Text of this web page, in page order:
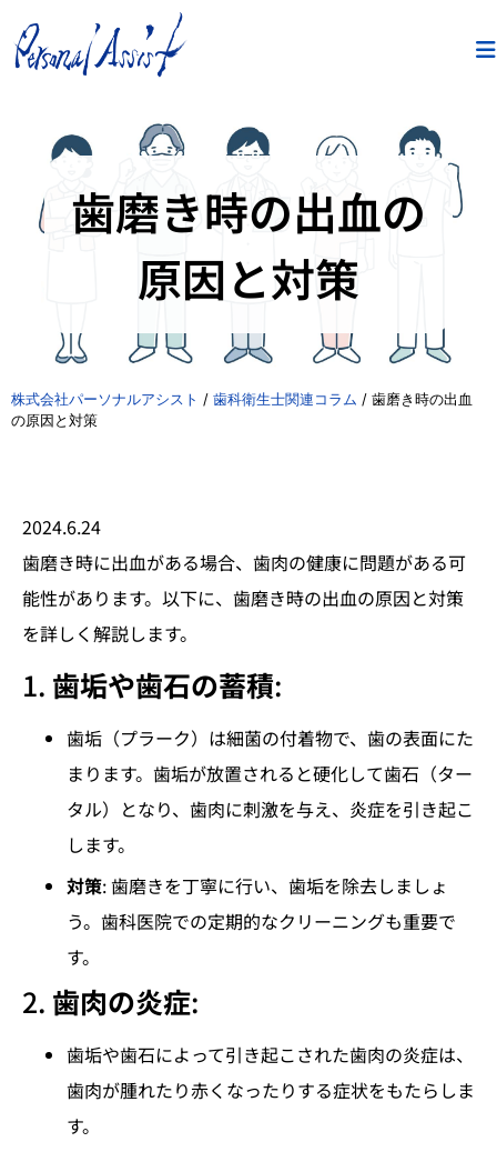
歯磨き時の出血の
原因と対策
株式会社パーソナルアシスト / 歯科衛生士関連コラム / 歯磨き時の出血
の原因と対策
2024.6.24
歯磨き時に出血がある場合、歯肉の健康に問題がある可
能性があります。以下に、歯磨き時の出血の原因と対策
を詳しく解説します。
1. 歯垢や歯石の蓄積:
歯垢（プラーク）は細菌の付着物で、歯の表面にた
まります。歯垢が放置されると硬化して歯石（ター
タル）となり、歯肉に刺激を与え、炎症を引き起こ
します。
対策: 歯磨きを丁寧に行い、歯垢を除去しましょ
う。歯科医院での定期的なクリーニングも重要で
す。
2. 歯肉の炎症:
歯垢や歯石によって引き起こされた歯肉の炎症は、
歯肉が腫れたり赤くなったりする症状をもたらしま
す。